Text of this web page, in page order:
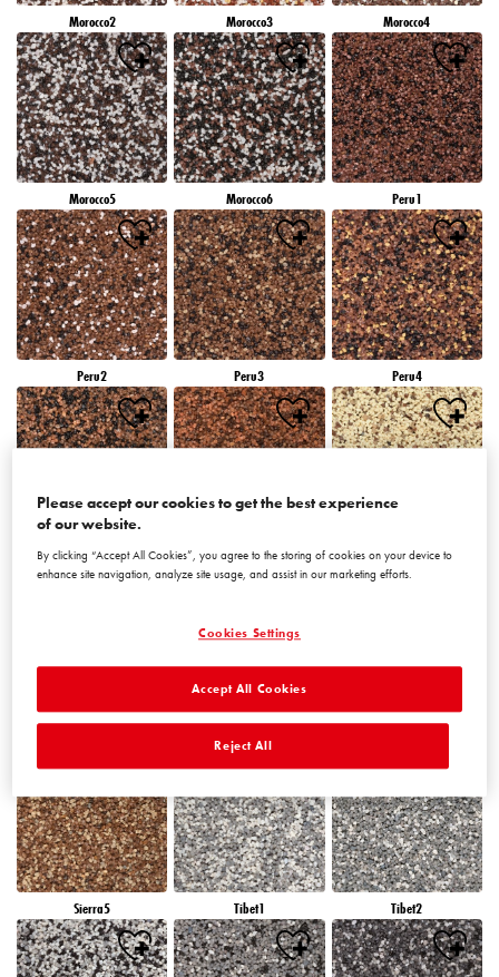
Morocco2 Morocco3 Morocco4
Morocco5 Morocco6 Peru1
Peru2 Peru3 Peru4
Peru5 Peru6 Sierra1
Sierra2 Sierra3 Sierra4
Sierra5 Tibet1 Tibet2
Please accept our cookies to get the best experience
of our website.
By clicking “Accept All Cookies”, you agree to the storing of cookies on your device to
enhance site navigation, analyze site usage, and assist in our marketing efforts.
Cookies Settings
Reject All
Accept All Cookies